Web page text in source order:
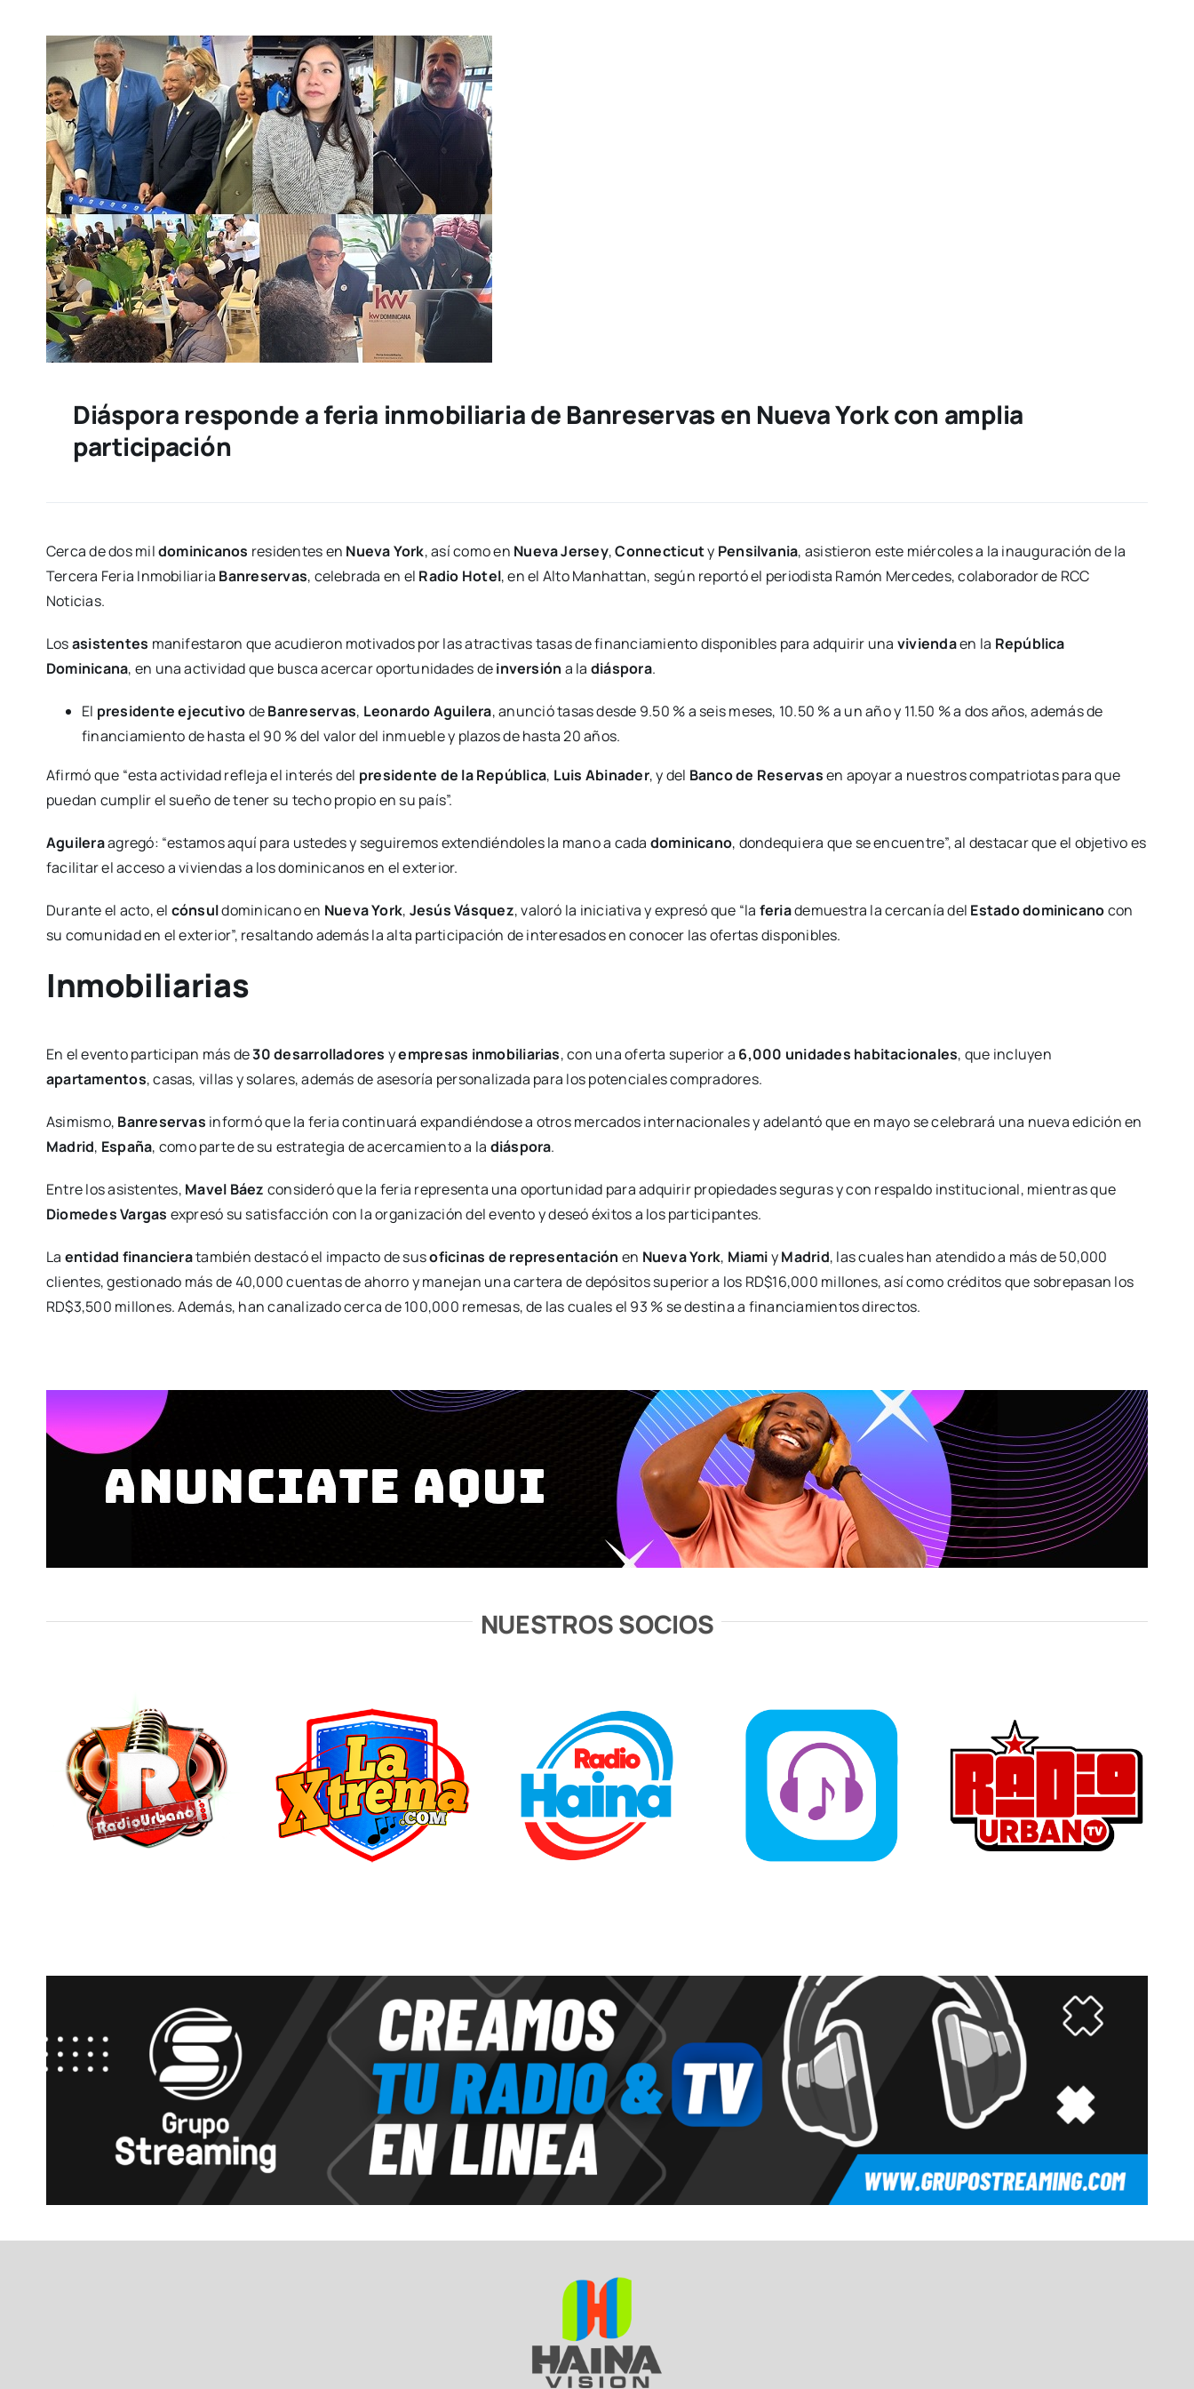
Diáspora responde a feria inmobiliaria de Banreservas en Nueva York con amplia
participación
Cerca de dos mildominicanos residentes en Nueva York, así como en Nueva Jersey,Connecticuty Pensilvania, asistieron este miércoles a la inauguración de la
Tercera Feria Inmobiliaria Banreservas, celebrada en el Radio Hotel, en el Alto Manhattan, según reportó el periodista Ramón Mercedes, colaborador de RCC
Noticias.
Losasistentes manifestaron que acudieron motivados por las atractivas tasas de financiamiento disponibles para adquirir una viviendaen la República
Dominicana, en una actividad que busca acercar oportunidades deinversión a la diáspora.
El presidente ejecutivodeBanreservas, Leonardo Aguilera, anunció tasas desde 9.50 % a seis meses, 10.50 % a un año y 11.50 % a dos años, además de
financiamiento de hasta el 90 % del valor del inmueble y plazos de hasta 20 años.
Afirmó que “esta actividad refleja el interés del presidente de la República, Luis Abinader, y del Banco de Reservasen apoyar a nuestros compatriotas para que
puedan cumplir el sueño de tener su techo propio en su país”.
Aguileraagregó: “estamos aquí para ustedes y seguiremos extendiéndoles la mano a cada dominicano, dondequiera que se encuentre”, al destacar que el objetivo es
facilitar el acceso a viviendas a los dominicanos en el exterior.
Durante el acto, el cónsuldominicano en Nueva York, Jesús Vásquez, valoró la iniciativa y expresó que “la feriademuestra la cercanía del Estado dominicanocon
su comunidad en el exterior”, resaltando además la alta participación de interesados en conocer las ofertas disponibles.
Inmobiliarias
En el evento participan más de30 desarrolladores yempresas inmobiliarias, con una oferta superior a 6,000 unidades habitacionales, que incluyen
apartamentos, casas, villas y solares, además de asesoría personalizada para los potenciales compradores.
Asimismo, Banreservas informó que la feria continuará expandiéndose a otros mercados internacionales y adelantó que en mayo se celebrará una nueva edición en
Madrid, España, como parte de su estrategia de acercamiento a la diáspora.
Entre los asistentes, Mavel Báez consideró que la feria representa una oportunidad para adquirir propiedades seguras y con respaldo institucional, mientras que
Diomedes Vargas expresó su satisfacción con la organización del evento y deseó éxitos a los participantes.
La entidad financieratambién destacó el impacto de susoficinas de representación en Nueva York, MiamiyMadrid, las cuales han atendido a más de 50,000
clientes, gestionado más de 40,000 cuentas de ahorro y manejan una cartera de depósitos superior a los RD$16,000 millones, así como créditos que sobrepasan los
RD$3,500 millones. Además, han canalizado cerca de 100,000 remesas, de las cuales el 93 % se destina a financiamientos directos.
NUESTROS SOCIOS